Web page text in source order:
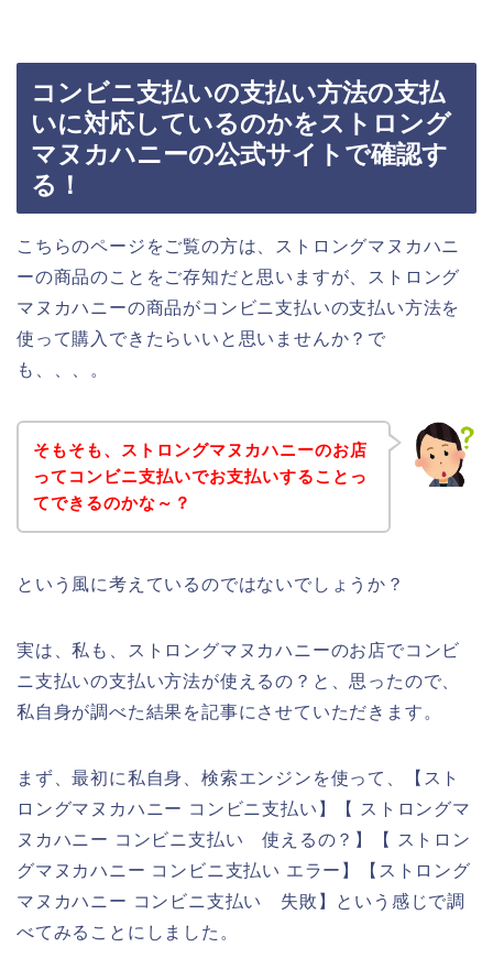
コンビニ支払いの支払い方法の支払
いに対応しているのかをストロング
マヌカハニーの公式サイトで確認す
る！
こちらのページをご覧の方は、ストロングマヌカハニ
ーの商品のことをご存知だと思いますが、ストロング
マヌカハニーの商品がコンビニ支払いの支払い方法を
使って購入できたらいいと思いませんか？で
も、、、。
そもそも、ストロングマヌカハニーのお店
ってコンビニ支払いでお支払いすることっ
てできるのかな～？
という風に考えているのではないでしょうか？
実は、私も、ストロングマヌカハニーのお店でコンビ
ニ支払いの支払い方法が使えるの？と、思ったので、
私自身が調べた結果を記事にさせていただきます。
まず、最初に私自身、検索エンジンを使って、【スト
ロングマヌカハニー コンビニ支払い】【 ストロングマ
ヌカハニー コンビニ支払い 使えるの？】【 ストロン
グマヌカハニー コンビニ支払い エラー】【ストロング
マヌカハニー コンビニ支払い 失敗】という感じで調
べてみることにしました。